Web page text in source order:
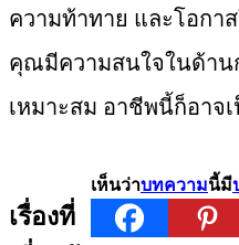
ความท้าทาย และโอกา
คุณมีความสนใจในด้า
เหมาะสม อาชีพนี้ก็อา
เห็นว่าบทความนี้มี
เรื่องที่